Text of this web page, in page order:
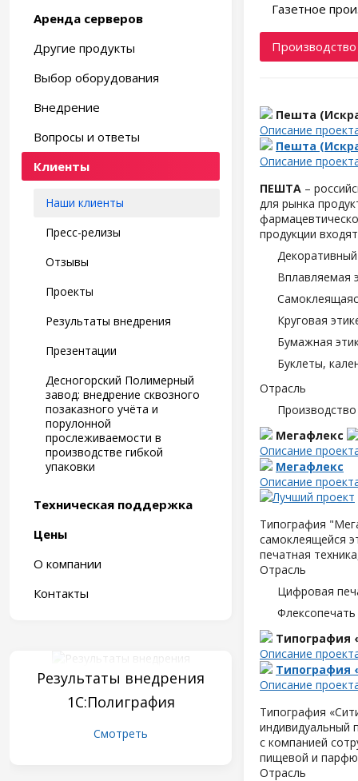
Аренда серверов
Другие продукты
Выбор оборудования
Внедрение
Вопросы и ответы
Клиенты
Наши клиенты
Пресс-релизы
Отзывы
Проекты
Результаты внедрения
Презентации
Десногорский Полимерный
завод: внедрение сквозного
позаказного учёта и
порулонной
прослеживаемости в
производстве гибкой
упаковки
Техническая поддержка
Цены
О компании
Контакты
Результаты внедрения
1С:Полиграфия
Смотреть
Газетное
Производство
Пешта
Описание
Пешта
Описание
ПЕШТА –
для рынка
продукции
Вплавляемая
Круговая
Бумажная
Буклеты,
Отрасль
Мегафлекс
Описание
Мегафлекс
Описание
Типография
самоклеящейся
печатная
Отрасль
Цифровая
Типография
Описание
Типография
Описание
Типография
индивидуальный
с компанией
пищевой и
Отрасль